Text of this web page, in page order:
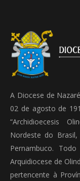
A Diocese de
02 de agosto de
“Archidioecesis
Nordeste do
Pernambuco.
Arquidiocese de
pertencente à